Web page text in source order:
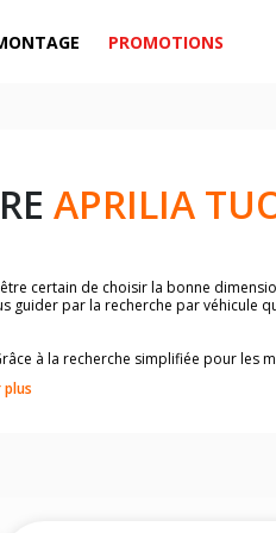
PROMOTIONS
APRILIA
certain de choisir la bonne
guider par la recherche par véhicule
à la recherche simplifiée pour les
sont indiquées sur le flanc des
plus